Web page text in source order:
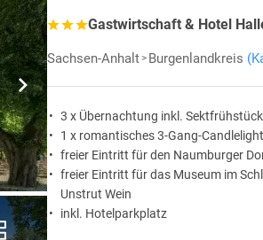
des Saaletals, der von der Quelle bis
gemütlich befahren werden. Dieser
Weinberge. Beschaulich ist die Erkundung
Gastwirtschaft & Hotel
Sachsen-Anhalt Burgenlandkreis
3 x Übernachtung inkl. Sektfrühstück
1 x romantisches 3-Gang-
freier Eintritt für den Naumburger
freier Eintritt für das Museum im
Unstrut Wein
inkl. Hotelparkplatz